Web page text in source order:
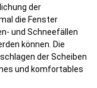
der
die Fenster
und Schneefällen
können. Die
der Scheiben
und komfortables